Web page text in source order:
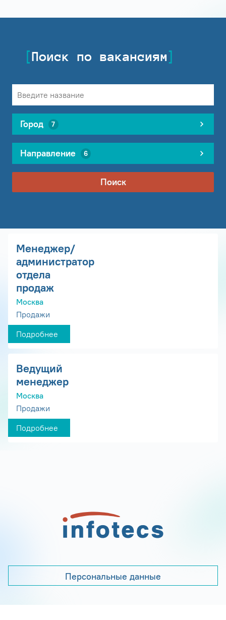
Поиск по вакансиям
Город 7
Направление 6
Поиск
Менеджер/
администратор
отдела
продаж
Москва
Продажи
Подробнее
Ведущий
менеджер
Москва
Продажи
Подробнее
Персональные данные